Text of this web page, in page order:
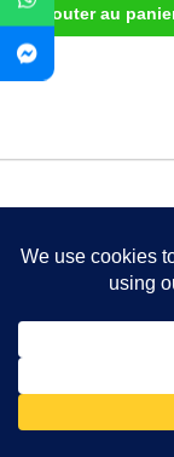
Ajouter au